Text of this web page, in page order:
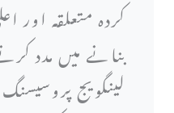
کردہ متعلقہ اور
بنانے میں مدد
لینگویج